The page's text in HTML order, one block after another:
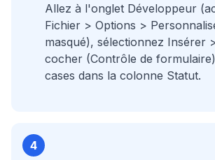
Allez à l'onglet Développeur
Fichier > Options >
masqué), sélectionnez Insérer
cocher (Contrôle de
cases dans la colonne Statut.
4